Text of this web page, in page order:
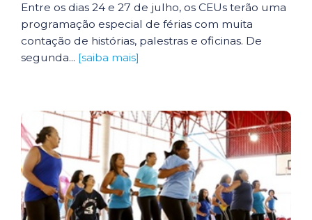
Entre os dias 24 e 27 de julho, os CEUs terão uma
programação especial de férias com muita
contação de histórias, palestras e oficinas. De
segunda... [saiba mais]